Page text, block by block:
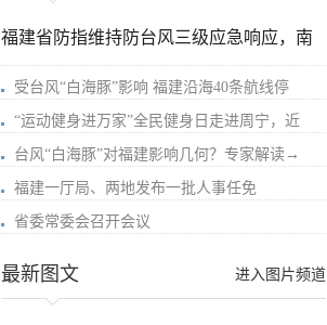
福建省防指维持防台风三级应急响应，南
受台风“白海豚”影响 福建沿海40条航线停
“运动健身进万家”全民健身日走进周宁，近
台风“白海豚”对福建影响几何？专家解读→
福建一厅局、两地发布一批人事任免
省委常委会召开会议
进入图片频道
最新图文